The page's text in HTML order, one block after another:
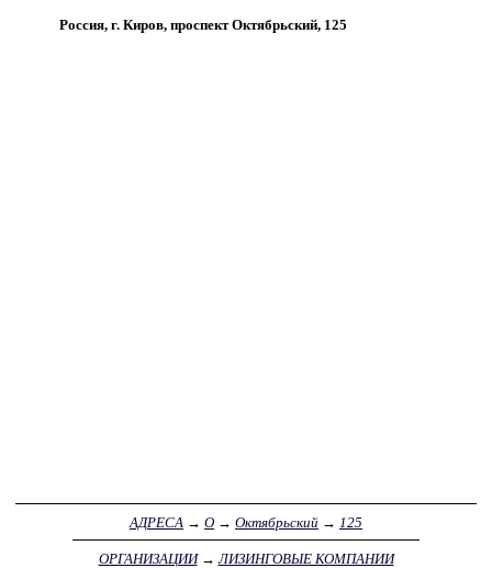
Россия, г. Киров, проспект Октябрьский, 125
АДРЕСА → О → Октябрьский → 125
ОРГАНИЗАЦИИ→ЛИЗИНГОВЫЕ КОМПАНИИ